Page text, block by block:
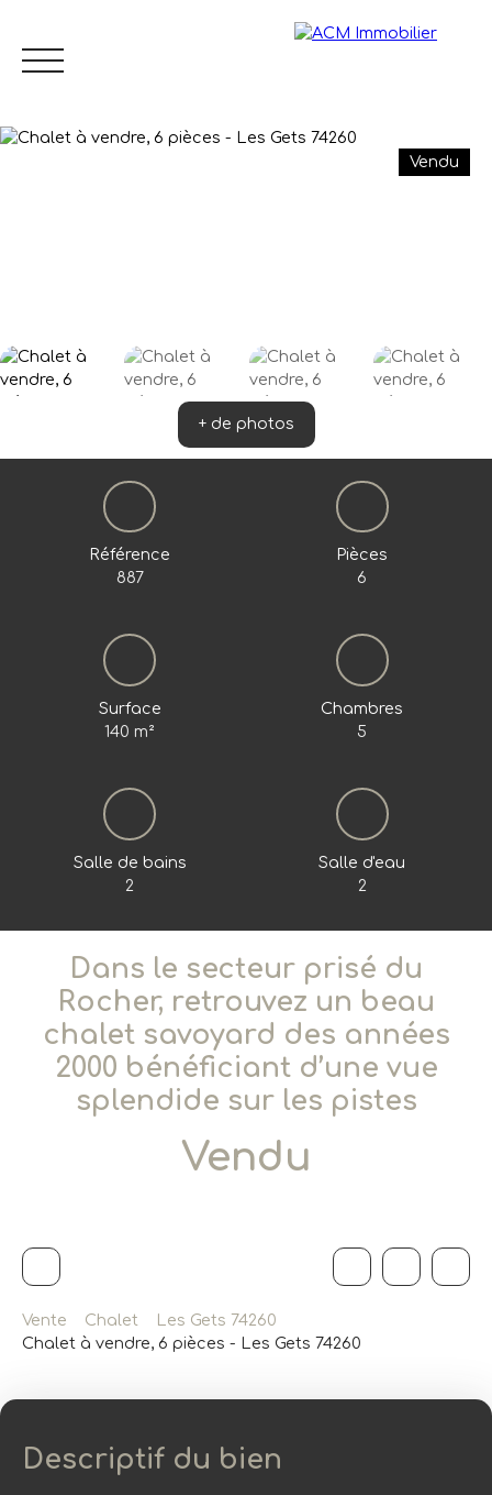
FR Estimation
Vendu
+ de photos
Référence
887
Pièces
6
Surface
140 m²
Chambres
5
Salle de bains
2
Salle d'eau
2
Dans le secteur prisé du
Rocher, retrouvez un beau
chalet savoyard des années
2000 bénéficiant d’une vue
splendide sur les pistes
Vendu
Vente Chalet
Les Gets 74260
Chalet à vendre, 6 pièces - Les Gets 74260
Descriptif du bien